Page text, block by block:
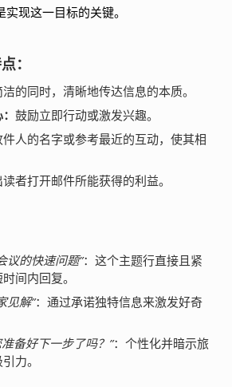
现这一目标的关键。
：
的同时，清晰地传达信息的本质。
鼓励立即行动或激发兴趣。
人的名字或参考最近的互动，使其相
者打开邮件所能获得的利益。
议的快速问题”：这个主题行直接且紧
间内回复。
见解”：通过承诺独特信息来激发好奇
备好下一步了吗？”：个性化并暗示旅
力。